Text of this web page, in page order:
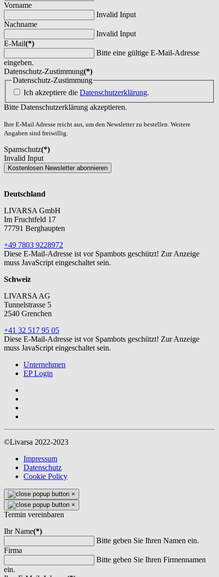
Vorname
Invalid Input
Nachname
Invalid Input
E-Mail(*)
Bitte eine gültige E-Mail-Adresse
eingeben.
Datenschutz-Zustimmung(*)
Datenschutz-Zustimmung
Ich akzeptiere die Datenschutzerklärung.
Bitte Datenschutzerklärung akzeptieren.
Ihre E-Mail Adresse reicht aus, um den Newsletter zu bestellen. Weitere
Angaben sind freiwillig.
Spamschutz(*)
Invalid Input
Kostenlosen Newsletter abonnieren
Deutschland
LIVARSA GmbH
Im Fruchtfeld 17
77791 Berghaupten
+49 7803 9228972
Diese E-Mail-Adresse ist vor Spambots geschützt! Zur Anzeige
muss JavaScript eingeschaltet sein.
Schweiz
LIVARSA AG
Tunnelstrasse 5
2540 Grenchen
+41 32 517 95 05
Diese E-Mail-Adresse ist vor Spambots geschützt! Zur Anzeige
muss JavaScript eingeschaltet sein.
Unternehmen
EP Login
©Livarsa 2022-2023
Impressum
Datenschutz
Cookie Policy
×
×
Termin vereinbaren
Ihr Name(*)
Bitte geben Sie Ihren Namen ein.
Firma
Bitte geben Sie Ihren Firmennamen
ein.